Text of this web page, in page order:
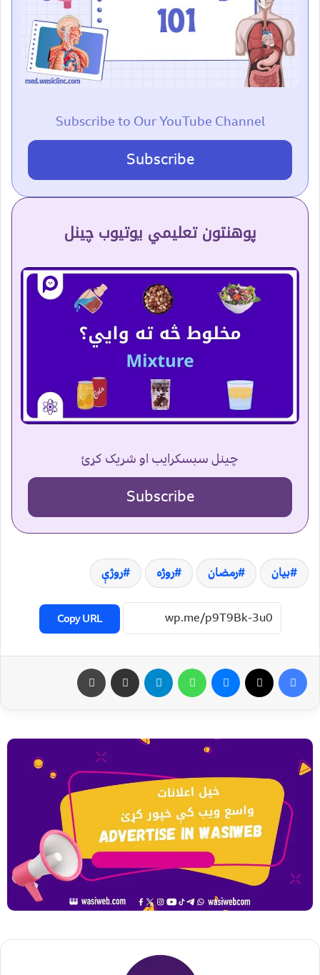
Subscribe to Our YouTube Channel
Subscribe
پوهنتون تعلیمي یوتیوب چینل
چینل سبسکرایب او شریک کړئ
Subscribe
بیان رمضان روژه روژې
Copy URL